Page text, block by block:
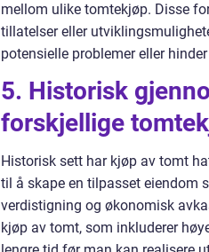
mellom ulike tomtekjøp. Disse
tillatelser eller
potensielle problemer eller
5. Historisk
forskjellige
Historisk sett har kjøp av tomt
til å skape en tilpasset eiendom
verdistigning og økonomisk
kjøp av tomt, som inkluderer